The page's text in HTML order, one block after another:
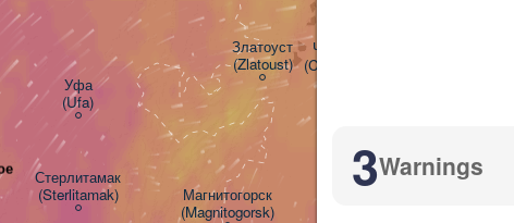
3Warnings
Уфа
(Ufa)
Стерлитамак
(Sterlitamak)
Челябинск
(Chelyabinsk)
Златоуст
(Zlatoust)
Магнитогорск
(Magnitogorsk)